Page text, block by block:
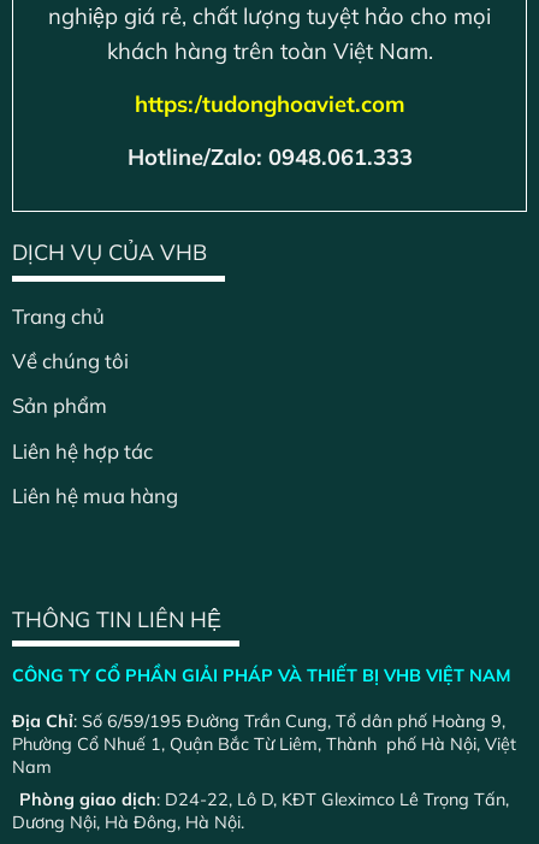
nghiệp giá rẻ, chất lượng tuyệt hảo cho mọi
khách hàng trên toàn Việt Nam.
https:/tudonghoaviet.com
Hotline/Zalo: 0948.061.333
DỊCH VỤ CỦA VHB
Trang chủ
Về chúng tôi
Sản phẩm
Liên hệ hợp tác
Liên hệ mua hàng
THÔNG TIN LIÊN HỆ
CÔNG TY CỔ PHẦN GIẢI PHÁP VÀ THIẾT BỊ VHB VIỆT NAM
Địa Chỉ: Số 6/59/195 Đường Trần Cung, Tổ dân phố Hoàng 9,
Phường Cổ Nhuế 1, Quận Bắc Từ Liêm, Thành phố Hà Nội, Việt
Nam
Phòng giao dịch: D24-22, Lô D, KĐT Gleximco Lê Trọng Tấn,
Dương Nội, Hà Đông, Hà Nội.